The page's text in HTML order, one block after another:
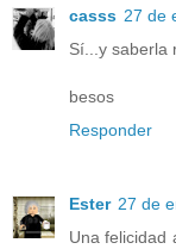
casss 27 de
Sí...y saberla
besos
Responder
Ester 27 de
Una felicidad